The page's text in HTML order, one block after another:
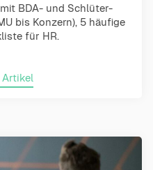
BDA- und Schlüter-
bis Konzern), 5 häufige
für HR.
Artikel